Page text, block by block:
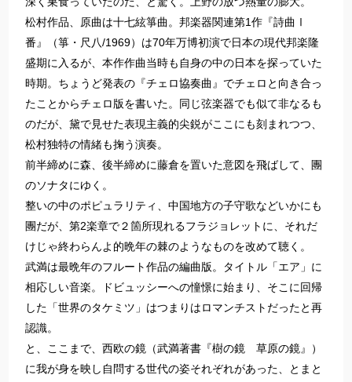
松村作品、原曲は十七絃箏曲。邦楽器関連第1作『詩曲Ⅰ
番』（箏・尺八/1969）は70年万博初演で日本の現代邦楽隆
盛期に入るが、本作作曲当時も自身の中の日本を探っていた
時期。ちょうど発表の『チェロ協奏曲』でチェロと向き合っ
たことからチェロ版を書いた。同じ弦楽器でも似て非なるも
のだが、黛で見せた表現主義的尖鋭がここにも刻まれつつ、
松村独特の情緒も掬う演奏。
前半締めに森、後半締めに藤倉を置いた意図を飛ばして、團
のソナタにゆく。
整いの中のポピュラリティ、中国地方の子守歌などいかにも
團だが、第2楽章で２箇所現れるフラジョレットに、それだ
けじゃ終わらんよ的晩年の棘のようなものを改めて聴く。
武満は最晩年のフルート作品の編曲版。タイトル「エア」に
相応しい音楽。ドビュッシーへの憧憬に始まり、そこに回帰
した「世界のタケミツ」はつまりはロマンチストだったと再
認識。
と、ここまで、西欧の鏡（武満著書『樹の鏡 草原の鏡』）
に我が身を映し自問する世代の姿それぞれがあった、とまと